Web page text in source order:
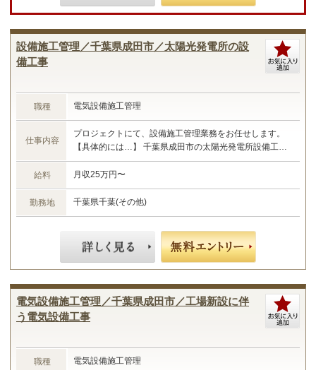
設備施工管理／千葉県成田市／太陽光発電所の設
備工事
職種 電気設備施工管理
仕事内容
プロジェクトにて、設備施工管理業務をお任せします。
【具体的には…】 千葉県成田市の太陽光発電所設備工事
における施工管理業務 ・現場管理全般（原価、工程、安
全、品質） ・予算管理、施工計画 ・現場工事の取りまと
め ・書類作成 など ☆あなたのご経験やスキルに合わせ
た業務をお任せします☆
給料 月収25万円〜
勤務地 千葉県千葉(その他)
電気設備施工管理／千葉県成田市／工場新設に伴
う電気設備工事
職種 電気設備施工管理